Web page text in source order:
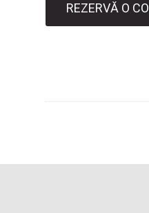
REZERVĂ O